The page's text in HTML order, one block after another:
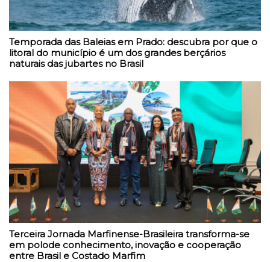
Temporada das Baleias em Prado: descubra por que o
litoral do município é um dos grandes berçários
naturais das jubartes no Brasil
Terceira Jornada Marfinense-Brasileira transforma-se
em polode conhecimento, inovação e cooperação
entre Brasil e Costado Marfim